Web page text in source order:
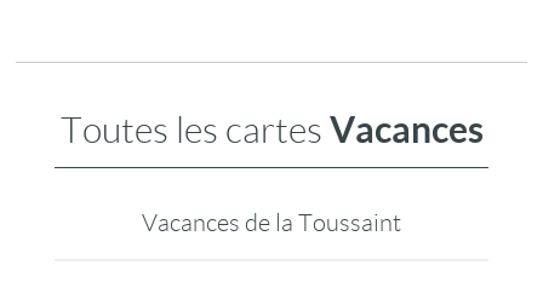
Toutes les cartes Vacances
Vacances de la Toussaint